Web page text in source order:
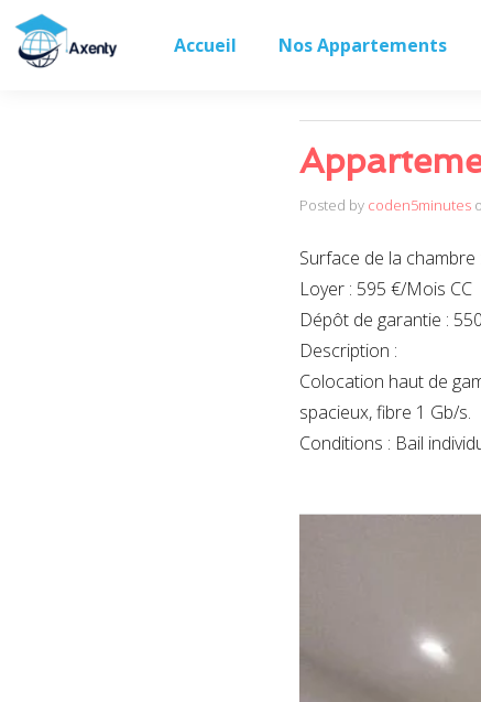
Accueil Nos Appartements
Conditions : Bail
Posted by coden5minutes
Surface de la chambre
Loyer : 595 €/Mois CC
Dépôt de garantie :
Description :
Colocation haut de
spacieux, fibre 1 Gb/s.
Conditions : Bail